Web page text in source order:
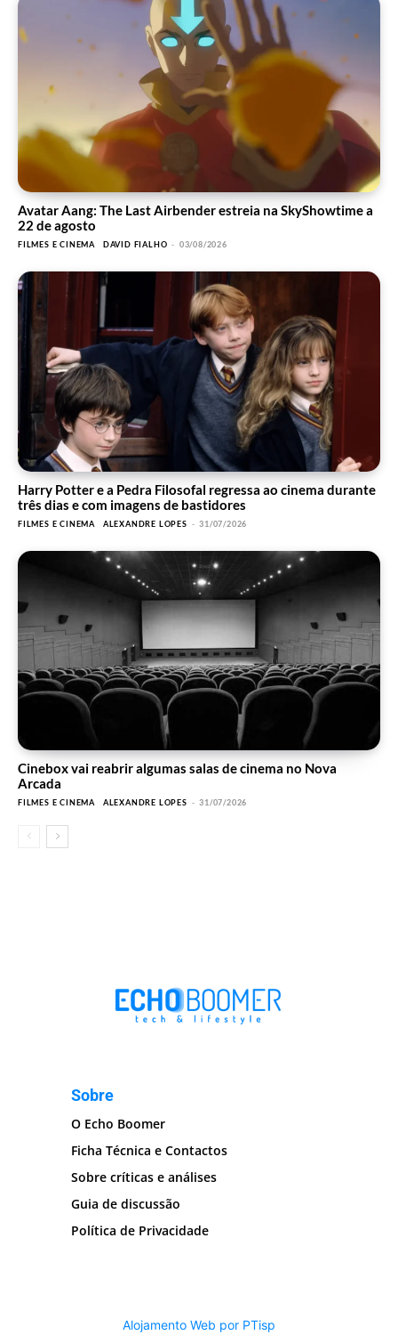
Avatar Aang: The Last Airbender estreia na SkyShowtime a
22 de agosto
FILMES E CINEMA DAVID FIALHO - 03/08/2026
Harry Potter e a Pedra Filosofal regressa ao cinema durante
três dias e com imagens de bastidores
FILMES E CINEMA ALEXANDRE LOPES - 31/07/2026
Cinebox vai reabrir algumas salas de cinema no Nova
Arcada
FILMES E CINEMA ALEXANDRE LOPES - 31/07/2026
Sobre
O Echo Boomer
Ficha Técnica e Contactos
Sobre críticas e análises
Guia de discussão
Política de Privacidade
Alojamento Web por PTisp